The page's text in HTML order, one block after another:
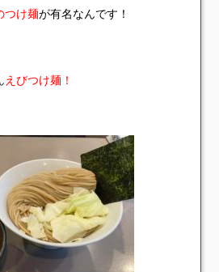
つけ麺が有名なんです！
えびつけ麺！